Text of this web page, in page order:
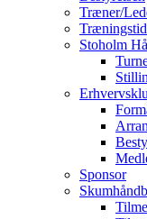
Træner/
Stoholm
Sponsor